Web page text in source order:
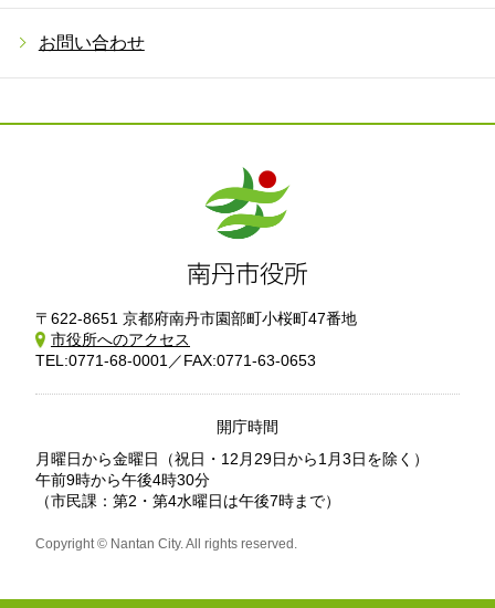
お問い合わせ
〒622-8651 京都府南丹市園部町小桜町47番地
市役所へのアクセス
TEL:0771-68-0001／FAX:0771-63-0653
開庁時間
月曜日から金曜日
（祝日・12月29日から1月3日を除く）
午前9時から午後4時30分
（市民課：第2・第4水曜日は午後7時まで）
Copyright © Nantan City. All rights reserved.